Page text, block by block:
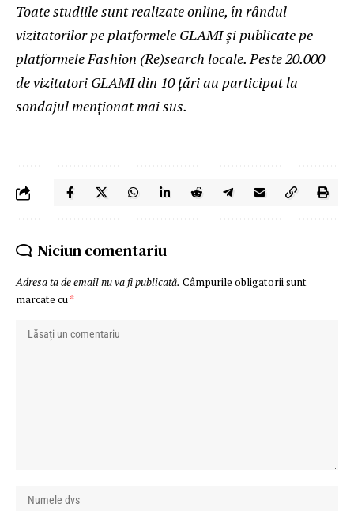
Toate studiile sunt realizate online, în rândul
vizitatorilor pe platformele GLAMI și publicate pe
platformele Fashion (Re)search locale. Peste 20.000
de vizitatori GLAMI din 10 țări au participat la
sondajul menționat mai sus.
Niciun comentariu
Adresa ta de email nu va fi publicată. Câmpurile obligatorii sunt
marcate cu*